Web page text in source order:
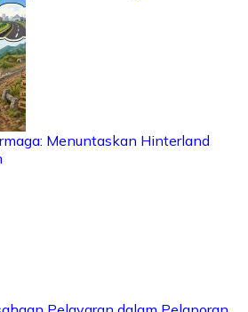
Menuntaskan Hinterland